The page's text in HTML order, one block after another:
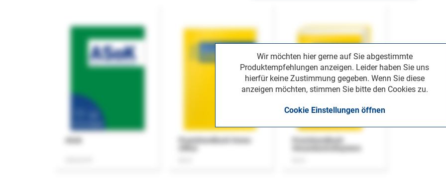
Wir möchten hier gerne auf Sie abgestimmte
Produktempfehlungen anzeigen. Leider haben Sie uns
hierfür keine Zustimmung gegeben. Wenn Sie diese
anzeigen möchten, stimmen Sie bitte den Cookies zu.
Cookie Einstellungen öffnen
Praxishandbuch Home-
Praxishandbuch